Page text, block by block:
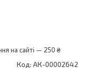
на сайті — 250 ₴
Код: АК-00002642